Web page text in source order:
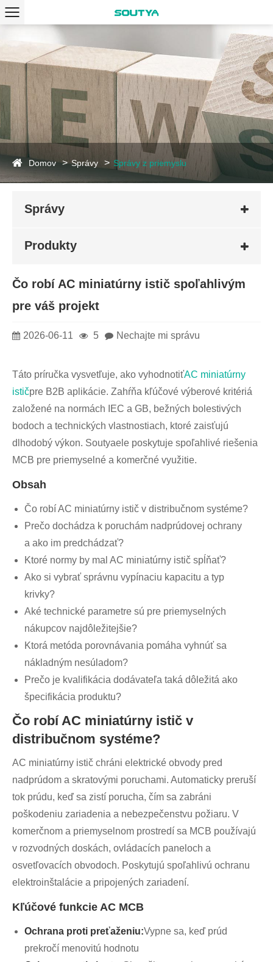
Domov Správy Správy z priemyslu
Správy
Produkty
Čo robí AC miniatúrny istič spoľahlivým
pre váš projekt
2026-06-11 5 Nechajte mi správu
Táto príručka vysvetľuje, ako vyhodnotiťAC miniatúrny
ističpre B2B aplikácie. Zahŕňa kľúčové výberové kritériá
založené na normách IEC a GB, bežných bolestivých
bodoch a technických vlastnostiach, ktoré zaisťujú
dlhodobý výkon. Soutyaele poskytuje spoľahlivé riešenia
MCB pre priemyselné a komerčné využitie.
Obsah
Čo robí AC miniatúrny istič v distribučnom systéme?
Prečo dochádza k poruchám nadprúdovej ochrany
a ako im predchádzať?
Ktoré normy by mal AC miniatúrny istič spĺňať?
Ako si vybrať správnu vypínaciu kapacitu a typ
krivky?
Aké technické parametre sú pre priemyselných
nákupcov najdôležitejšie?
Ktorá metóda porovnávania pomáha vyhnúť sa
nákladným nesúladom?
Prečo je kvalifikácia dodávateľa taká dôležitá ako
špecifikácia produktu?
Čo robí AC miniatúrny istič v
distribučnom systéme?
AC miniatúrny istič chráni elektrické obvody pred
nadprúdom a skratovými poruchami. Automaticky preruší
tok prúdu, keď sa zistí porucha, čím sa zabráni
poškodeniu zariadenia a nebezpečenstvu požiaru. V
komerčnom a priemyselnom prostredí sa MCB používajú
v rozvodných doskách, ovládacích paneloch a
osvetľovacích obvodoch. Poskytujú spoľahlivú ochranu
elektroinštalácie a pripojených zariadení.
Kľúčové funkcie AC MCB
Ochrana proti preťaženiu:Vypne sa, keď prúd
prekročí menovitú hodnotu